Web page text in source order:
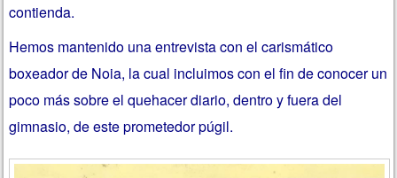
contienda.
Hemos mantenido una entrevista con el carismático
boxeador de Noia, la cual incluimos con el fin de conocer un
poco más sobre el quehacer diario, dentro y fuera del
gimnasio, de este prometedor púgil.